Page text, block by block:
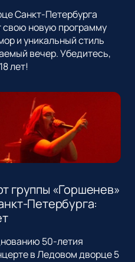
Санкт-Петербурга
свою новую программу
и уникальный стиль
вечер. Убедитесь,
лет!
группы «Горшенев»
Петербурга:
50-летия
в Ледовом дворце 5